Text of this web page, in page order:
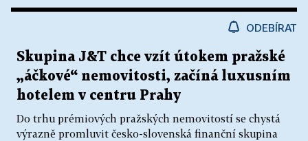
ODEBÍRAT
Skupina J&T chce vzít útokem pražské
„áčkové“ nemovitosti, začíná luxusním
hotelem v centru Prahy
Do trhu prémiových pražských nemovitostí se chystá
výrazně promluvit česko-slovenská finanční skupina